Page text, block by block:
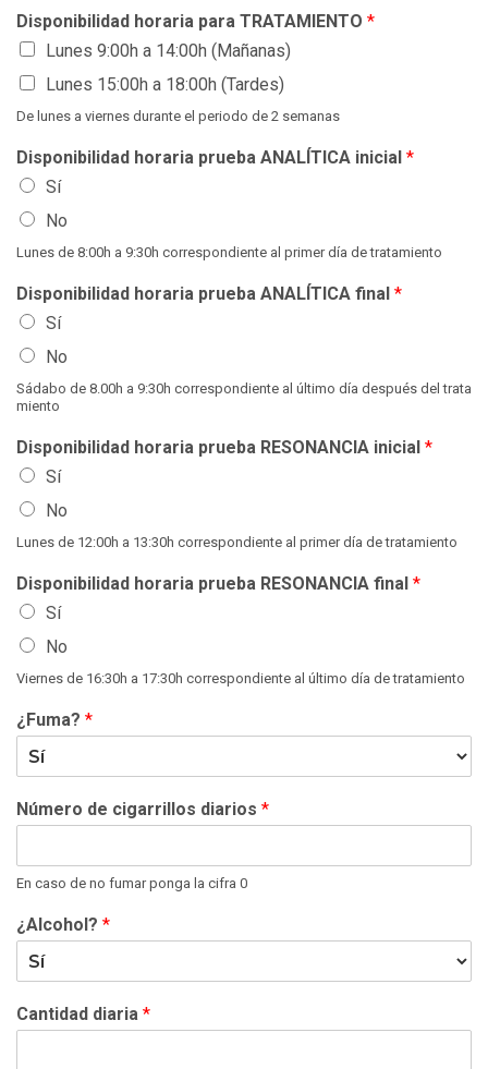
Disponibilidad horaria para TRATAMIENTO *
Lunes 9:00h a 14:00h (Mañanas)
Lunes 15:00h a 18:00h (Tardes)
De lunes a viernes durante el periodo de 2 semanas
Disponibilidad horaria prueba ANALÍTICA inicial *
Sí
No
Lunes de 8:00h a 9:30h correspondiente al primer día de tratamiento
Disponibilidad horaria prueba ANALÍTICA final *
Sí
No
Sádabo de 8.00h a 9:30h correspondiente al último día después del trata
miento
Disponibilidad horaria prueba RESONANCIA inicial *
Sí
No
Lunes de 12:00h a 13:30h correspondiente al primer día de tratamiento
Disponibilidad horaria prueba RESONANCIA final *
Sí
No
Viernes de 16:30h a 17:30h correspondiente al último día de tratamiento
¿Fuma? *
Número de cigarrillos diarios *
En caso de no fumar ponga la cifra 0
¿Alcohol? *
Cantidad diaria *